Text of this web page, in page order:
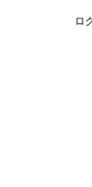
ロ